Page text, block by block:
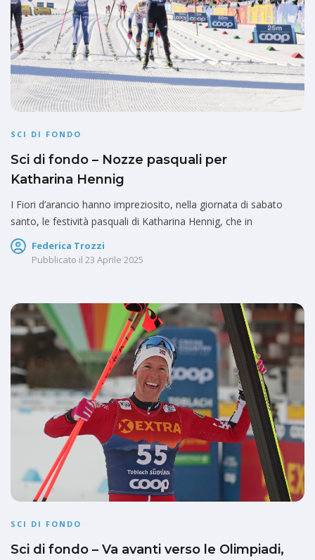
SCI DI FONDO
Sci di fondo – Nozze pasquali per
Katharina Hennig
I Fiori d’arancio hanno impreziosito, nella giornata di sabato
santo, le festività pasquali di Katharina Hennig, che in
Federica Trozzi
Pubblicato il 23 Aprile 2025
SCI DI FONDO
Sci di fondo – Va avanti verso le Olimpiadi,